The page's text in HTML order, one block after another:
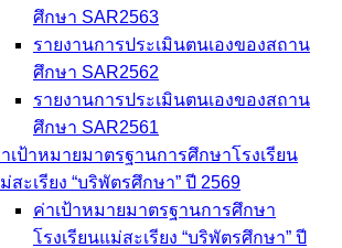
ศึกษา SAR2563
รายงานการประเมินตนเองของสถาน
ศึกษา SAR2562
รายงานการประเมินตนเองของสถาน
ศึกษา SAR2561
เป้าหมายมาตรฐานการศึกษาโรงเรียน
สะเรียง “บริพัตรศึกษา” ปี 2569
ค่าเป้าหมายมาตรฐานการศึกษา
โรงเรียนแม่สะเรียง “บริพัตรศึกษา” ปี